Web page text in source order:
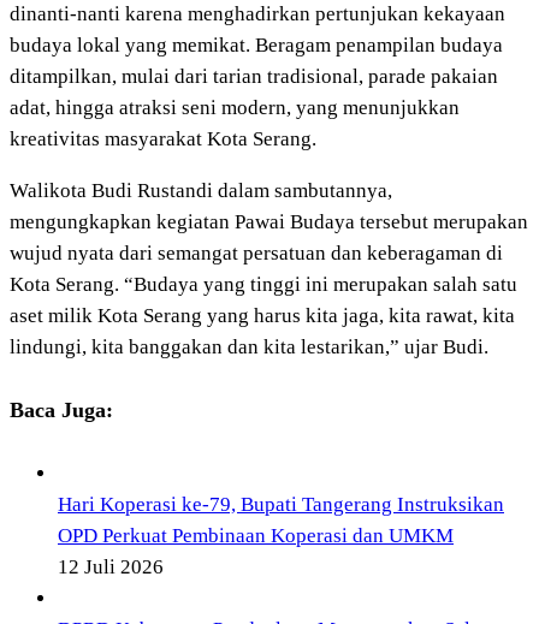
dinanti-nanti karena menghadirkan pertunjukan kekayaan
budaya lokal yang memikat. Beragam penampilan budaya
ditampilkan, mulai dari tarian tradisional, parade pakaian
adat, hingga atraksi seni modern, yang menunjukkan
kreativitas masyarakat Kota Serang.
Walikota Budi Rustandi dalam sambutannya,
mengungkapkan kegiatan Pawai Budaya tersebut merupakan
wujud nyata dari semangat persatuan dan keberagaman di
Kota Serang. “Budaya yang tinggi ini merupakan salah satu
aset milik Kota Serang yang harus kita jaga, kita rawat, kita
lindungi, kita banggakan dan kita lestarikan,” ujar Budi.
Baca Juga:
Hari Koperasi ke-79, Bupati Tangerang Instruksikan
OPD Perkuat Pembinaan Koperasi dan UMKM
12 Juli 2026